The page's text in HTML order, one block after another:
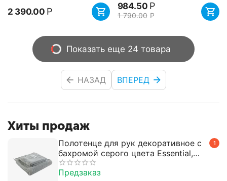
2 390.00 Р 984.50 Р
1 790.00 Р
Показать еще 24 товара
НАЗАД ВПЕРЕД
Хиты продаж
1
Полотенце для рук декоративное с
бахромой серого цвета Essential,
50х90 см, Tkano
Предзаказ